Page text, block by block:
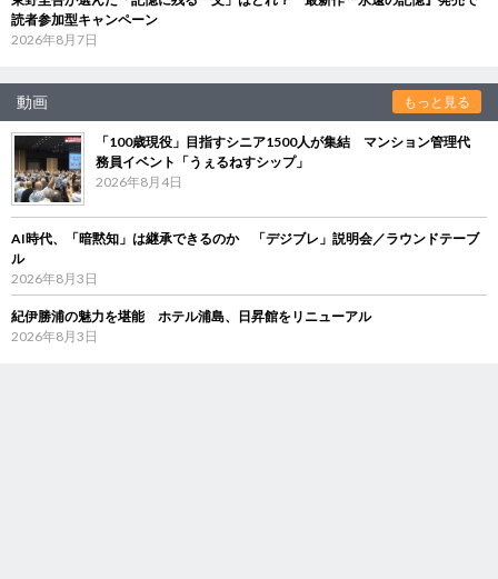
読者参加型キャンペーン
2026年8月7日
動画 もっと見る
「100歳現役」目指すシニア1500人が集結 マンション管理代
務員イベント「うぇるねすシップ」
2026年8月4日
AI時代、「暗黙知」は継承できるのか 「デジブレ」説明会／ラウンドテーブ
ル
2026年8月3日
紀伊勝浦の魅力を堪能 ホテル浦島、日昇館をリニューアル
2026年8月3日